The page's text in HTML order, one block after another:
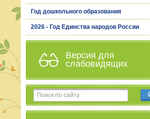
Год дошкольного образования
2026 - Год Единства народов России
Версия для
слабовидящих